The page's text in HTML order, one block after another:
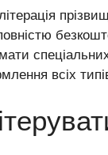
всіх